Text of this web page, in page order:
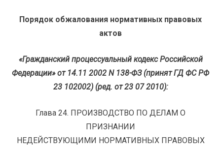
Порядок обжалования нормативных правовых
актов
«Гражданский процессуальный кодекс Российской
Федерации» от 14.11 2002 N 138-ФЗ (принят ГД ФС РФ
23 102002) (ред. от 23 07 2010):
Глава 24. ПРОИЗВОДСТВО ПО ДЕЛАМ О
ПРИЗНАНИИ
НЕДЕЙСТВУЮЩИМИ НОРМАТИВНЫХ ПРАВОВЫХ